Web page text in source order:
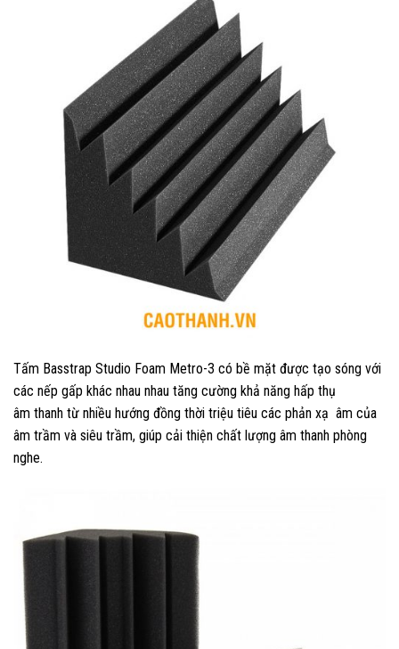
Tấm Basstrap Studio Foam Metro-3 có bề mặt được tạo sóng với
các nếp gấp khác nhau nhau tăng cường khả năng hấp thụ
âm thanh từ nhiều hướng đồng thời triệu tiêu các phản xạ âm của
âm trầm và siêu trầm, giúp cải thiện chất lượng âm thanh phòng
nghe.